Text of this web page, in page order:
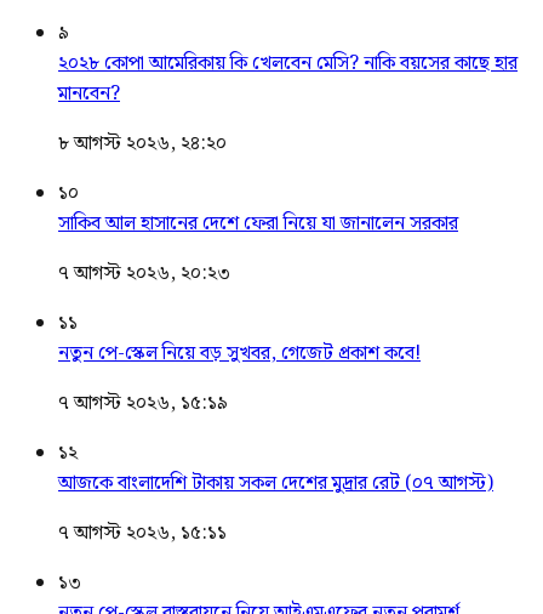
৯
২০২৮ কোপা আমেরিকায় কি খেলবেন মেসি? নাকি বয়সের কাছে হার
মানবেন?
৮ আগস্ট ২০২৬, ২৪:২০
১০
সাকিব আল হাসানের দেশে ফেরা নিয়ে যা জানালেন সরকার
৭ আগস্ট ২০২৬, ২০:২৩
১১
নতুন পে-স্কেল নিয়ে বড় সুখবর, গেজেট প্রকাশ কবে!
৭ আগস্ট ২০২৬, ১৫:১৯
১২
আজকে বাংলাদেশি টাকায় সকল দেশের মুদ্রার রেট (০৭ আগস্ট)
৭ আগস্ট ২০২৬, ১৫:১১
১৩